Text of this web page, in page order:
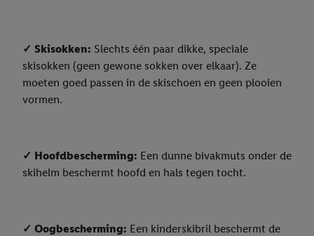
✓ Skisokken: Slechts één paar dikke, speciale
skisokken (geen gewone sokken over elkaar). Ze
moeten goed passen in de skischoen en geen plooien
vormen.
✓ Hoofdbescherming: Een dunne bivakmuts onder de
skihelm beschermt hoofd en hals tegen tocht.
✓ Oogbescherming: Een kinderskibril beschermt de